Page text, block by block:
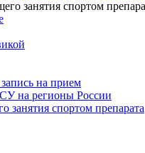
на прием
на регионы России
занятия спортом препарата